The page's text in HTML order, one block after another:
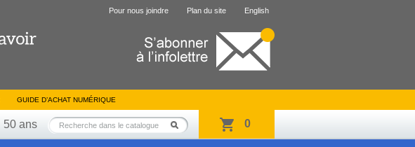
Pour nous joindre Plan du site English
GUIDE D’ACHAT NUMÉRIQUE
50 ans 0